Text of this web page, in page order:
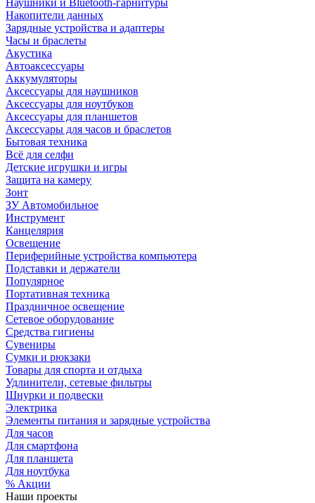
Наушники и Bluetooth-гарнитуры
Накопители данных
Зарядные устройства и адаптеры
Часы и браслеты
Акустика
Автоаксессуары
Аккумуляторы
Аксессуары для наушников
Аксессуары для ноутбуков
Аксессуары для планшетов
Аксессуары для часов и браслетов
Бытовая техника
Всё для селфи
Детские игрушки и игры
Защита на камеру
Зонт
ЗУ Автомобильное
Инструмент
Канцелярия
Освещение
Периферийные устройства компьютера
Подставки и держатели
Популярное
Портативная техника
Праздничное освещение
Сетевое оборудование
Средства гигиены
Сувениры
Сумки и рюкзаки
Товары для спорта и отдыха
Удлинители, сетевые фильтры
Шнурки и подвески
Электрика
Элементы питания и зарядные устройства
Для часов
Для смартфона
Для планшета
Для ноутбука
% Акции
Наши проекты